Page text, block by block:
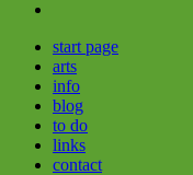
start page
arts
info
blog
to do
links
contact